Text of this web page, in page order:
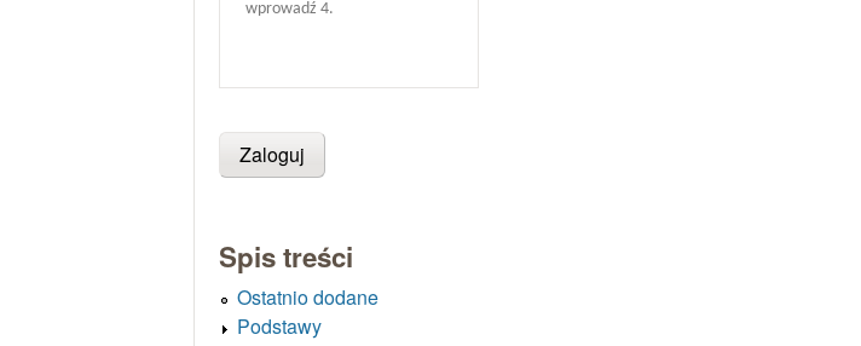
wprowadź 4.
Spis treści
Ostatnio dodane
Podstawy